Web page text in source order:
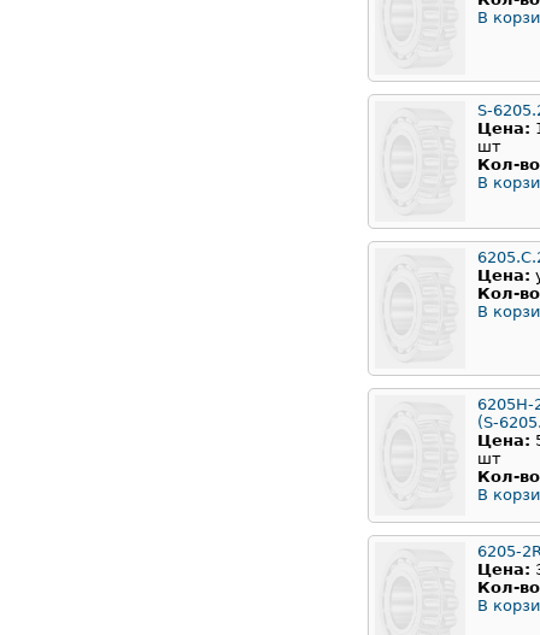
В
S-
Цена:
шт
Кол-
В
Цена:
Кол-
В
6205H-
(S-
Цена:
шт
Кол-
В
6205-
Цена:
Кол-
В